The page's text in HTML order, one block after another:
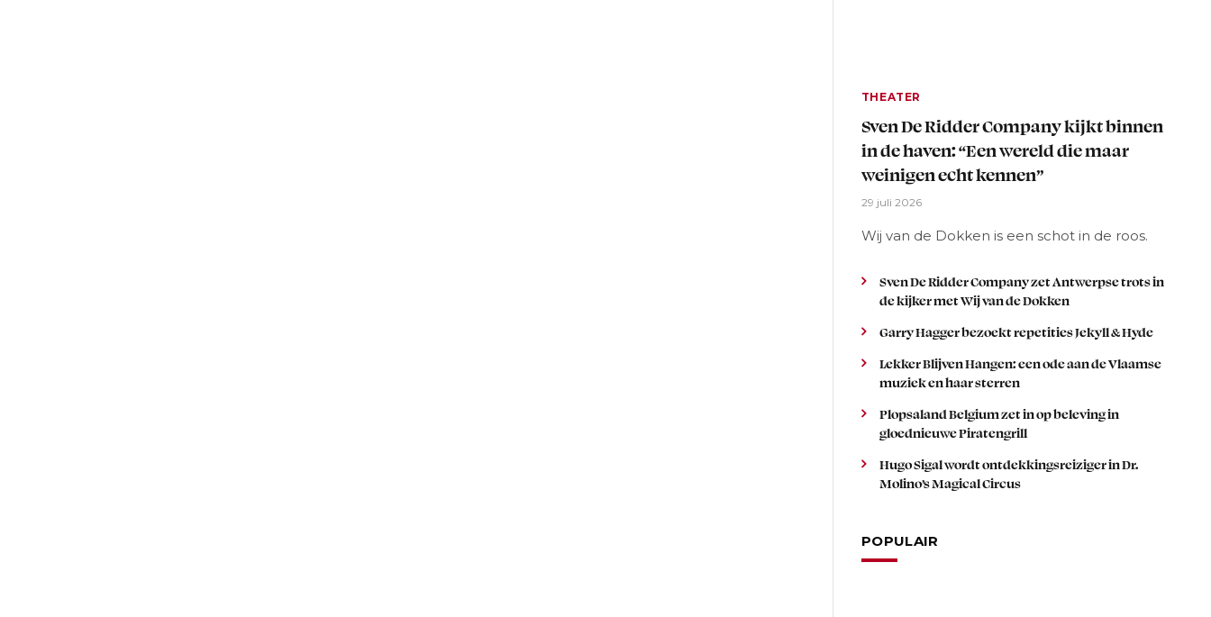
THEATER
Sven De Ridder Company kijkt binnen
in de haven: “Een wereld die maar
weinigen echt kennen”
29 juli 2026
Wij van de Dokken is een schot in de roos.
Sven De Ridder Company zet Antwerpse trots in
de kijker met Wij van de Dokken
Garry Hagger bezoekt repetities Jekyll & Hyde
Lekker Blijven Hangen: een ode aan de Vlaamse
muziek en haar sterren
Plopsaland Belgium zet in op beleving in
gloednieuwe Piratengrill
Hugo Sigal wordt ontdekkingsreiziger in Dr.
Molino’s Magical Circus
POPULAIR